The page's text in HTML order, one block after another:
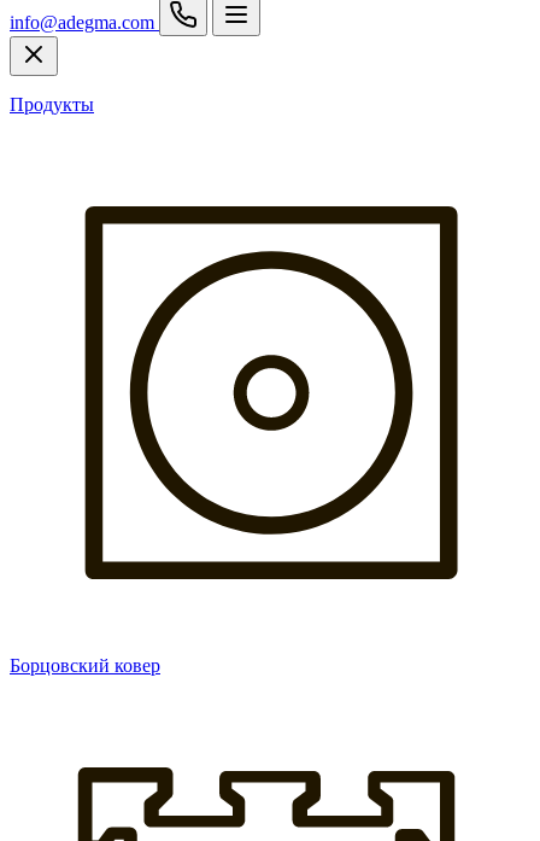
info@adegma.com
Продукты
Борцовский ковер